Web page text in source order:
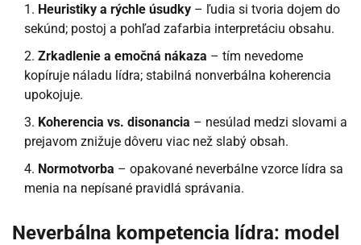
Heuristiky a rýchle úsudky – ľudia si tvoria dojem do
sekúnd; postoj a pohľad zafarbia interpretáciu obsahu.
Zrkadlenie a emočná nákaza – tím nevedome
kopíruje náladu lídra; stabilná nonverbálna koherencia
upokojuje.
Koherencia vs. disonancia – nesúlad medzi slovami a
prejavom znižuje dôveru viac než slabý obsah.
Normotvorba – opakované neverbálne vzorce lídra sa
menia na nepísané pravidlá správania.
Neverbálna kompetencia lídra: model